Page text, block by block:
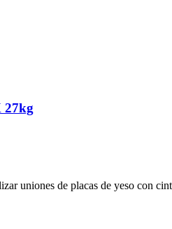
27kg
uniones de placas de yeso con